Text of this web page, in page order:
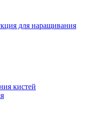
для наращивания
кистей